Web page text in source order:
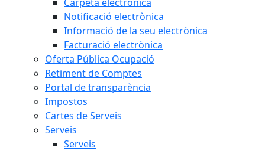
Notificació electrònica
Informació de la seu electrònica
Facturació electrònica
Oferta Pública Ocupació
Retiment de Comptes
Portal de transparència
Impostos
Cartes de Serveis
Serveis
Serveis